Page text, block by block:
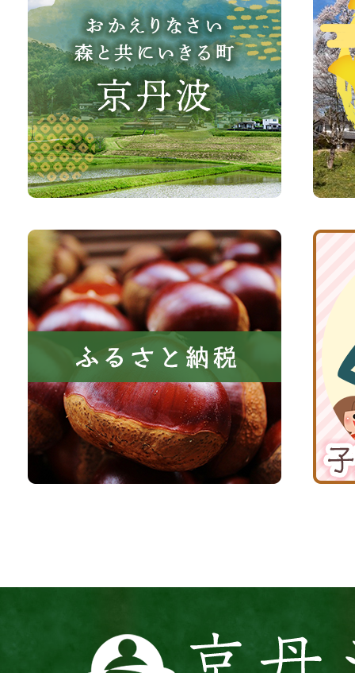
え
り
な
さ
い、
森
共
に
い
き
町
京
波
町
観
光
サ
イ
ふ
る
さ
と
税
京
波
子
育
て
応
援
丹